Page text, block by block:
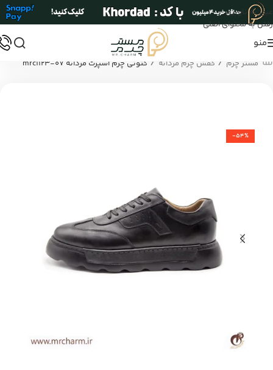
عبور به ناوبری
رفتن به محتوای اصلی
منو
مستر چرم / کفش چرم مردانه / کتونی چرم اسپرت مردانه mrc1123-07
-54%